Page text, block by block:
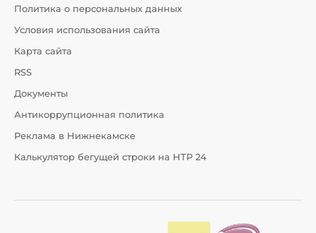
Политика о персональных данных
Условия использования сайта
Карта сайта
RSS
Документы
Антикоррупционная политика
Реклама в Нижнекамске
Калькулятор бегущей строки на НТР 24